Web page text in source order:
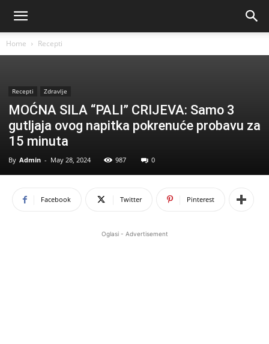
Home Recepti
Recepti Zdravlje
MOĆNA SILA “PALI” CRIJEVA: Samo 3
gutljaja ovog napitka pokrenuće probavu za
15 minuta
By Admin - May 28, 2024 987 0
Facebook Twitter Pinterest
Oglasi - Advertisement